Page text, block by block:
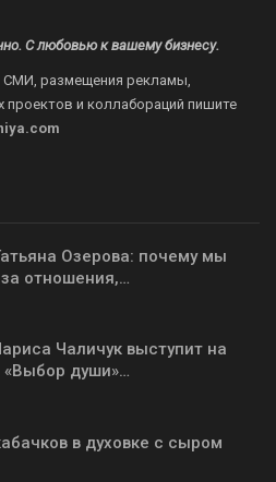
С любовью к вашему бизнесу.
размещения рекламы,
проектов и коллабораций пишите
Озерова: почему мы
отношения,…
Чаличук выступит на
«Выбор души»…
в духовке с сыром